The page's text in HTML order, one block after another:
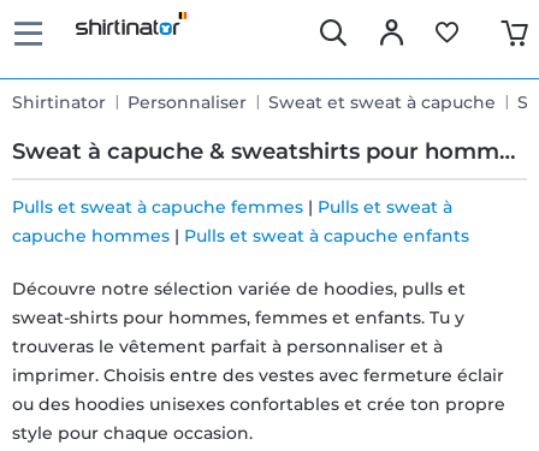
Shirtinator Personnaliser Sweat et sweat à capuche
Sweat à capuche & sweatshirts pour homme à personnaliser
Livraison
rapide
Échange
garanti 30
Pulls et sweat à capuche femmes | Pulls et sweat à
capuche hommes | Pulls et sweat à capuche enfants
Découvre notre sélection variée de hoodies, pulls et
sweat-shirts pour hommes, femmes et enfants. Tu y
trouveras le vêtement parfait à personnaliser et à
imprimer. Choisis entre des vestes avec fermeture éclair
ou des hoodies unisexes confortables et crée ton propre
style pour chaque occasion.